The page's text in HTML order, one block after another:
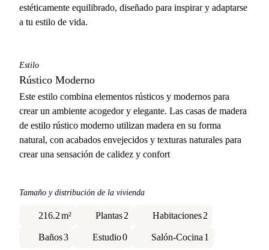
estéticamente equilibrado, diseñado para inspirar y adaptarse
a tu estilo de vida.
Estilo
Rústico Moderno
Este estilo combina elementos rústicos y modernos para
crear un ambiente acogedor y elegante. Las casas de madera
de estilo rústico moderno utilizan madera en su forma
natural, con acabados envejecidos y texturas naturales para
crear una sensación de calidez y confort
Tamaño y distribución de la vivienda
216.2m² Plantas2 Habitaciones2
Baños3 Estudio0 Salón-Cocina 1